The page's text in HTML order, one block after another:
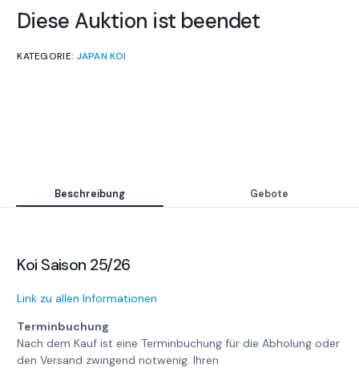
Diese Auktion ist beendet
KATEGORIE: JAPAN KOI
Beschreibung Gebote
Koi Saison 25/26
Link zu allen Informationen
Terminbuchung
Nach dem Kauf ist eine Terminbuchung für die Abholung oder
den Versand zwingend notwenig. Ihren